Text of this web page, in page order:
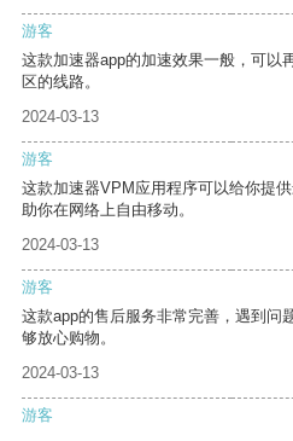
游客
这款加速器app的加速效果一般，可以
区的线路。
2024-03-13
游客
这款加速器VPM应用程序可以给你提
助你在网络上自由移动。
2024-03-13
游客
这款app的售后服务非常完善，遇到问
够放心购物。
2024-03-13
游客